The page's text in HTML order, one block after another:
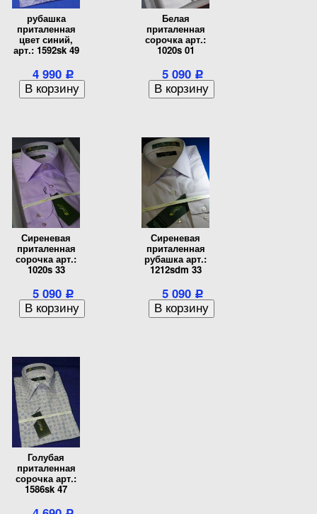
рубашка
приталенная
цвет синий,
арт.: 1592sk 49
4 990 Р
Белая
приталенная
сорочка арт.:
1020s 01
5 090 Р
Сиреневая
приталенная
сорочка арт.:
1020s 33
5 090 Р
Сиреневая
приталенная
рубашка арт.:
1212sdm 33
5 090 Р
Голубая
приталенная
сорочка арт.:
1586sk 47